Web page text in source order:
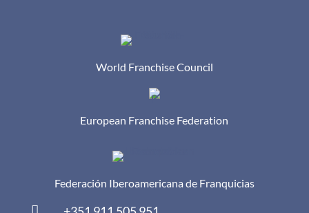
World Franchise Council
European Franchise Federation
Federación Iberoamericana de Franquicias